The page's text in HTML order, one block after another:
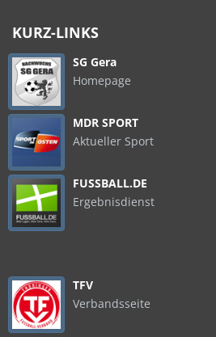
KURZ-LINKS
SG Gera
Homepage
MDR SPORT
Aktueller Sport
FUSSBALL.DE
Ergebnisdienst
TFV
Verbandsseite